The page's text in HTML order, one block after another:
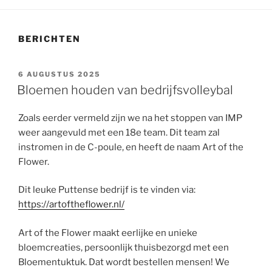
BERICHTEN
GEPLAATST
OP
6 AUGUSTUS 2025
Bloemen houden van bedrijfsvolleybal
Zoals eerder vermeld zijn we na het stoppen van IMP
weer aangevuld met een 18e team. Dit team zal
instromen in de C-poule, en heeft de naam Art of the
Flower.
Dit leuke Puttense bedrijf is te vinden via:
https://artoftheflower.nl/
Art of the Flower maakt eerlijke en unieke
bloemcreaties, persoonlijk thuisbezorgd met een
Bloementuktuk. Dat wordt bestellen mensen! We